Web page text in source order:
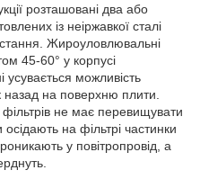
розташовані два або
із неіржавкої сталі
Жироуловлювальні
45-60° у корпусі
можливість
назад на поверхню плити.
не має перевищувати
на фільтрі частинки
у повітропровід, а